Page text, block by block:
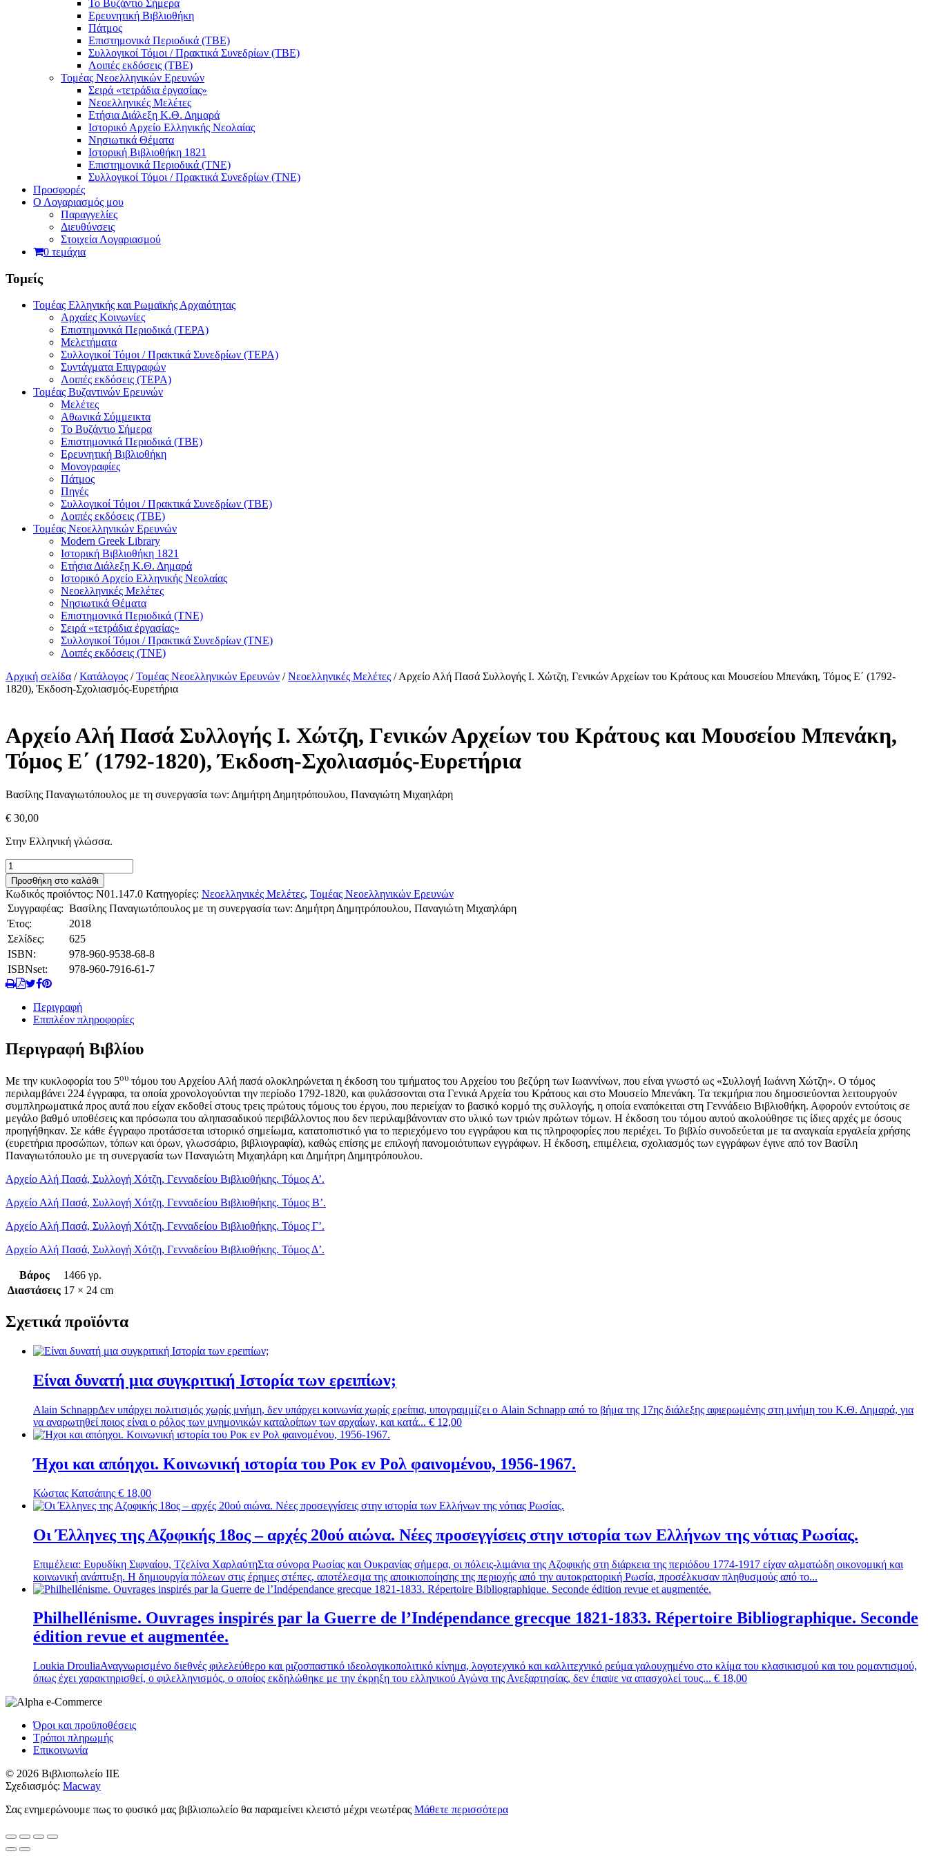
Το Βυζάντιο Σήμερα
Ερευνητική Βιβλιοθήκη
Πάτμος
Επιστημονικά Περιοδικά (ΤΒΕ)
Συλλογικοί Τόμοι / Πρακτικά Συνεδρίων (ΤΒΕ)
Λοιπές εκδόσεις (ΤΒΕ)
Τομέας Νεοελληνικών Ερευνών
Σειρά «τετράδια ἐργασίας»
Νεοελληνικές Μελέτες
Eτήσια Διάλεξη K.Θ. Δημαρά
Ιστορικό Αρχείο Ελληνικής Νεολαίας
Νησιωτικά Θέματα
Ιστορική Βιβλιοθήκη 1821
Επιστημονικά Περιοδικά (ΤΝΕ)
Συλλογικοί Τόμοι / Πρακτικά Συνεδρίων (ΤΝΕ)
Προσφορές
Ο Λογαριασμός μου
Παραγγελίες
Διευθύνσεις
Στοιχεία Λογαριασμού
0 τεμάχια
Τομείς
Τομέας Ελληνικής και Ρωμαϊκής Αρχαιότητας
Αρχαίες Κοινωνίες
Επιστημονικά Περιοδικά (ΤΕΡΑ)
Μελετήματα
Συλλογικοί Τόμοι / Πρακτικά Συνεδρίων (ΤΕΡΑ)
Συντάγματα Επιγραφών
Λοιπές εκδόσεις (ΤΕΡΑ)
Τομέας Βυζαντινών Ερευνών
Μελέτες
Αθωνικά Σύμμεικτα
Το Βυζάντιο Σήμερα
Επιστημονικά Περιοδικά (ΤΒΕ)
Ερευνητική Βιβλιοθήκη
Μονογραφίες
Πάτμος
Πηγές
Συλλογικοί Τόμοι / Πρακτικά Συνεδρίων (ΤΒΕ)
Λοιπές εκδόσεις (ΤΒΕ)
Τομέας Νεοελληνικών Ερευνών
Modern Greek Library
Ιστορική Βιβλιοθήκη 1821
Eτήσια Διάλεξη K.Θ. Δημαρά
Ιστορικό Αρχείο Ελληνικής Νεολαίας
Νεοελληνικές Μελέτες
Νησιωτικά Θέματα
Επιστημονικά Περιοδικά (ΤΝΕ)
Σειρά «τετράδια ἐργασίας»
Συλλογικοί Τόμοι / Πρακτικά Συνεδρίων (ΤΝΕ)
Λοιπές εκδόσεις (ΤΝΕ)
Αρχική σελίδα /Κατάλογος /Τομέας Νεοελληνικών Ερευνών /Νεοελληνικές Μελέτες / Αρχείο Αλή Πασά Συλλογής Ι. Χώτζη, Γενικών Αρχείων του Κράτους και Μουσείου Μπενάκη, Τόμος Ε΄ (1792-
1820), Έκδοση-Σχολιασμός-Ευρετήρια
Αρχείο Αλή Πασά Συλλογής Ι. Χώτζη, Γενικών Αρχείων του Κράτους και Μουσείου Μπενάκη,
Τόμος Ε΄ (1792-1820), Έκδοση-Σχολιασμός-Ευρετήρια
Βασίλης Παναγιωτόπουλος με τη συνεργασία των: Δημήτρη Δημητρόπουλου, Παναγιώτη Μιχαηλάρη
€ 30,00
Στην Ελληνική γλώσσα.
Αρχείο
Αλή
Πασά
Συλλογής
Ι.
Χώτζη,
Γενικών
Αρχείων
του
Κράτους
και
Μουσείου
Μπενάκη,
Τόμος
(1792-
Έκδοση-
Σχολιασμός-
Ευρετήρια
ποσότητα
Προσθήκη στο καλάθι
Κωδικός προϊόντος: Ν01.147.0 Κατηγορίες: Νεοελληνικές Μελέτες, Τομέας Νεοελληνικών Ερευνών
Συγγραφέας: Βασίλης Παναγιωτόπουλος με τη συνεργασία των: Δημήτρη Δημητρόπουλου, Παναγιώτη Μιχαηλάρη
Έτος:
2018
Σελίδες:
625
ISBN:
978-960-9538-68-8
ISBNset:
978-960-7916-61-7
Περιγραφή
Επιπλέον πληροφορίες
Περιγραφή Βιβλίου
Με την κυκλοφορία του 5ου τόμου του Αρχείου Αλή πασά ολοκληρώνεται η έκδοση του τμήματος του Αρχείου του βεζύρη των Ιωαννίνων, που είναι γνωστό ως «Συλλογή Ιωάννη Χώτζη». Ο τόμος
περιλαμβάνει 224 έγγραφα, τα οποία χρονολογούνται την περίοδο 1792-1820, και φυλάσσονται στα Γενικά Αρχεία του Κράτους και στο Μουσείο Μπενάκη. Τα τεκμήρια που δημοσιεύονται λειτουργούν
συμπληρωματικά προς αυτά που είχαν εκδοθεί στους τρεις πρώτους τόμους του έργου, που περιείχαν το βασικό κορμό της συλλογής, η οποία εναπόκειται στη Γεννάδειο Βιβλιοθήκη. Αφορούν εντούτοις σε
μεγάλο βαθμό υποθέσεις και πρόσωπα του αληπασαδικού περιβάλλοντος που δεν περιλαμβάνονταν στο υλικό των τριών πρώτων τόμων. Η έκδοση του τόμου αυτού ακολούθησε τις ίδιες αρχές με όσους
προηγήθηκαν. Σε κάθε έγγραφο προτάσσεται ιστορικό σημείωμα, κατατοπιστικό για το περιεχόμενο του εγγράφου και τις πληροφορίες που περιέχει. Το βιβλίο συνοδεύεται με τα αναγκαία εργαλεία χρήσης
(ευρετήρια προσώπων, τόπων και όρων, γλωσσάριο, βιβλιογραφία), καθώς επίσης με επιλογή πανομοιότυπων εγγράφων. Η έκδοση, επιμέλεια, σχολιασμός των εγγράφων έγινε από τον Βασίλη
Παναγιωτόπουλο με τη συνεργασία των Παναγιώτη Μιχαηλάρη και Δημήτρη Δημητρόπουλου.
Αρχείο Αλή Πασά, Συλλογή Χότζη, Γενναδείου Βιβλιοθήκης. Τόμος Α’.
Αρχείο Αλή Πασά, Συλλογή Χότζη, Γενναδείου Βιβλιοθήκης. Τόμος Β’.
Αρχείο Αλή Πασά, Συλλογή Χότζη, Γενναδείου Βιβλιοθήκης. Τόμος Γ’.
Αρχείο Αλή Πασά, Συλλογή Χότζη, Γενναδείου Βιβλιοθήκης. Τόμος Δ’.
Βάρος
1466 γρ.
Διαστάσεις 17 × 24 cm
Σχετικά προϊόντα
Είναι δυνατή μια συγκριτική Ιστορία των ερειπίων;
Alain SchnappΔεν υπάρχει πολιτισμός χωρίς μνήμη, δεν υπάρχει κοινωνία χωρίς ερείπια, υπογραμμίζει ο Alain Schnapp από το βήμα της 17ης διάλεξης αφιερωμένης στη μνήμη του Κ.Θ. Δημαρά, για
να αναρωτηθεί ποιος είναι ο ρόλος των μνημονικών καταλοίπων των αρχαίων, και κατά... € 12,00
Ήχοι και απόηχοι. Κοινωνική ιστορία του Ροκ εν Ρολ φαινομένου, 1956-1967.
Κώστας Κατσάπης € 18,00
Οι Έλληνες της Αζοφικής 18ος – αρχές 20ού αιώνα. Νέες προσεγγίσεις στην ιστορία των Ελλήνων της νότιας Ρωσίας.
Επιμέλεια: Ευρυδίκη Σιφναίου, Τζελίνα ΧαρλαύτηΣτα σύνορα Ρωσίας και Ουκρανίας σήμερα, οι πόλεις-λιμάνια της Αζοφικής στη διάρκεια της περιόδου 1774-1917 είχαν αλματώδη οικονομική και
κοι­νωνική ανάπτυξη. Η δημιουργία πόλεων στις έρημες στέπες, αποτέλεσμα της αποικιοποίησης της περιοχής από την αυτοκρατορική Ρωσία, προσέλκυσαν πληθυσμούς από το...
Philhellénisme. Ouvrages inspirés par la Guerre de l’Indépendance grecque 1821-1833. Répertoire Bibliographique. Seconde
édition revue et augmentée.
Loukia DrouliaΑναγνωρισμένο διεθνές φιλελεύθερο και ριζοσπαστικό ιδεολογικοπολιτικό κίνημα, λογοτεχνικό και καλλιτεχνικό ρεύμα γαλουχημένο στο κλίμα του κλασικισμού και του ρομαντισμού,
όπως έχει χαρακτηρισθεί, ο φιλελληνισμός, ο οποίος εκδηλώθηκε με την έκρηξη του ελληνικού Αγώνα της Ανεξαρτησίας, δεν έπαψε να απασχολεί τους... € 18,00
Όροι και προϋποθέσεις
Τρόποι πληρωμής
Επικοινωνία
© 2026 Βιβλιοπωλείο ΙΙΕ
Σχεδιασμός: Macway
Σας ενημερώνουμε πως το φυσικό μας βιβλιοπωλείο θα παραμείνει κλειστό μέχρι νεωτέρας Μάθετε περισσότερα